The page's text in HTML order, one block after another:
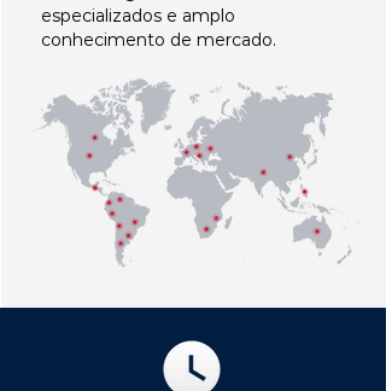
especializados e amplo
conhecimento de mercado.